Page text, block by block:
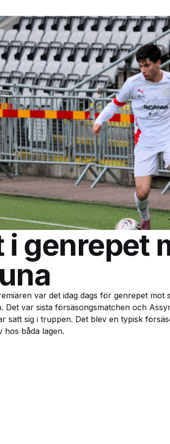
i genrepet
var det idag dags för genrepet mot
Det var sista försäsongsmatchen och
satt sig i truppen. Det blev en typisk
hos båda lagen.